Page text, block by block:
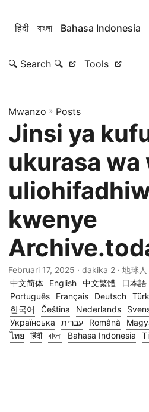
हिंदी বাংলা Bahasa Indonesia
🔍 Search 🔍 Tools
Mwanzo » Posts
Jinsi ya
ukurasa wa
kwenye
Februari 17, 2025 · dakika 2 · 地球
中文简体
English 中文繁體 日本語
Português
Français Deutsch
한국어
Čeština Nederlands
Українська
עברית Română
ไทย
हिंदी বাংলা Bahasa Indonesia